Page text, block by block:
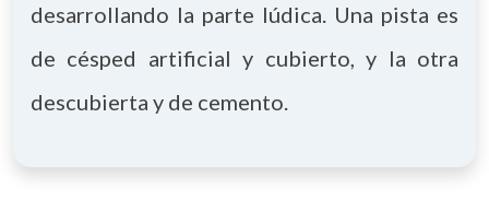
desarrollando la parte lúdica. Una pista es
de césped artificial y cubierto, y la otra
descubierta y de cemento.